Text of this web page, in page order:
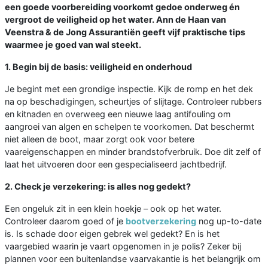
een goede voorbereiding voorkomt gedoe onderweg én
vergroot de veiligheid op het water. Ann de Haan van
Veenstra & de Jong Assurantiën geeft vijf praktische tips
waarmee je goed van wal steekt.
1. Begin bij de basis: veiligheid en onderhoud
Je begint met een grondige inspectie. Kijk de romp en het dek
na op beschadigingen, scheurtjes of slijtage. Controleer rubbers
en kitnaden en overweeg een nieuwe laag antifouling om
aangroei van algen en schelpen te voorkomen. Dat beschermt
niet alleen de boot, maar zorgt ook voor betere
vaareigenschappen en minder brandstofverbruik. Doe dit zelf of
laat het uitvoeren door een gespecialiseerd jachtbedrijf.
2. Check je verzekering: is alles nog gedekt?
Een ongeluk zit in een klein hoekje – ook op het water.
Controleer daarom goed of je bootverzekering nog up-to-date
is. Is schade door eigen gebrek wel gedekt? En is het
vaargebied waarin je vaart opgenomen in je polis? Zeker bij
plannen voor een buitenlandse vaarvakantie is het belangrijk om